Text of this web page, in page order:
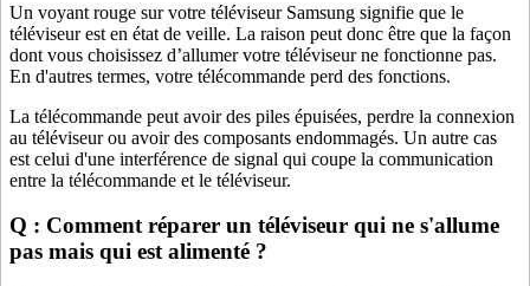
Un voyant rouge sur votre téléviseur Samsung signifie que le
téléviseur est en état de veille. La raison peut donc être que la façon
dont vous choisissez d’allumer votre téléviseur ne fonctionne pas.
En d'autres termes, votre télécommande perd des fonctions.
La télécommande peut avoir des piles épuisées, perdre la connexion
au téléviseur ou avoir des composants endommagés. Un autre cas
est celui d'une interférence de signal qui coupe la communication
entre la télécommande et le téléviseur.
Q : Comment réparer un téléviseur qui ne s'allume
pas mais qui est alimenté ?